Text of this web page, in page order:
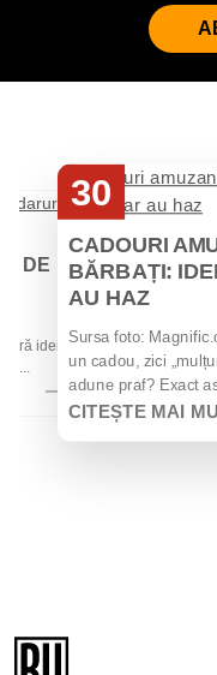
DE
idei
30
CADOURI
BĂRBAȚI:
AU HAZ
Sursa foto:
un cadou, zici
adune praf? Exact
CITEȘTE MAI